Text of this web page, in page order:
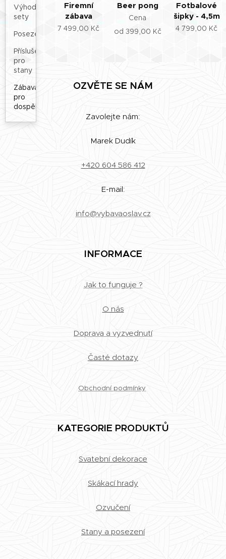
Výhodné
sety
Posezení
Příslušenství
pro
stany
Zábava
pro
dospělé
Firemní
zábava
7 499,00 Kč
Beer pong
Cena
od 399,00 Kč
Fotbalové
šipky - 4,5m
4 799,00 Kč
OZVĚTE SE NÁM
Zavolejte nám:
Marek Dudík
+420 604 586 412
E-mail:
info@vybavaoslav.cz
INFORMACE
Jak to funguje ?
O nás
Doprava a vyzvednutí
Časté dotazy
Obchodní podmínky
KATEGORIE PRODUKTŮ
Svatební dekorace
Skákací hrady
Ozvučení
Stany a posezení